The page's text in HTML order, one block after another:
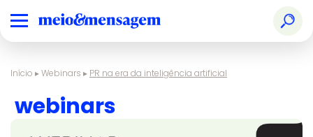
Início ▸Webinars ▸ PR na era da inteligência artificial
webinars